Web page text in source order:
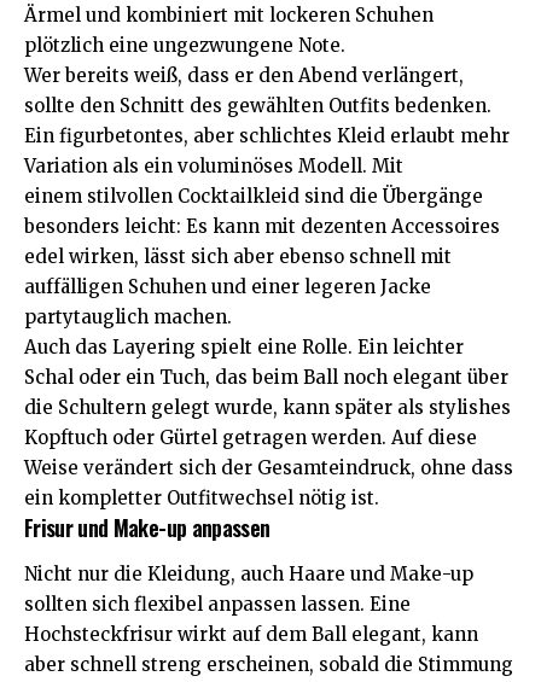
Ärmel und kombiniert mit lockeren Schuhen
plötzlich eine ungezwungene Note.
Wer bereits weiß, dass er den Abend verlängert,
sollte den Schnitt des gewählten Outfits bedenken.
Ein figurbetontes, aber schlichtes Kleid erlaubt mehr
Variation als ein voluminöses Modell. Mit
einem stilvollen Cocktailkleid sind die Übergänge
besonders leicht: Es kann mit dezenten Accessoires
edel wirken, lässt sich aber ebenso schnell mit
auffälligen Schuhen und einer legeren Jacke
partytauglich machen.
Auch das Layering spielt eine Rolle. Ein leichter
Schal oder ein Tuch, das beim Ball noch elegant über
die Schultern gelegt wurde, kann später als stylishes
Kopftuch oder Gürtel getragen werden. Auf diese
Weise verändert sich der Gesamteindruck, ohne dass
ein kompletter Outfitwechsel nötig ist.
Frisur und Make-up anpassen
Nicht nur die Kleidung, auch Haare und Make-up
sollten sich flexibel anpassen lassen. Eine
Hochsteckfrisur wirkt auf dem Ball elegant, kann
aber schnell streng erscheinen, sobald die Stimmung